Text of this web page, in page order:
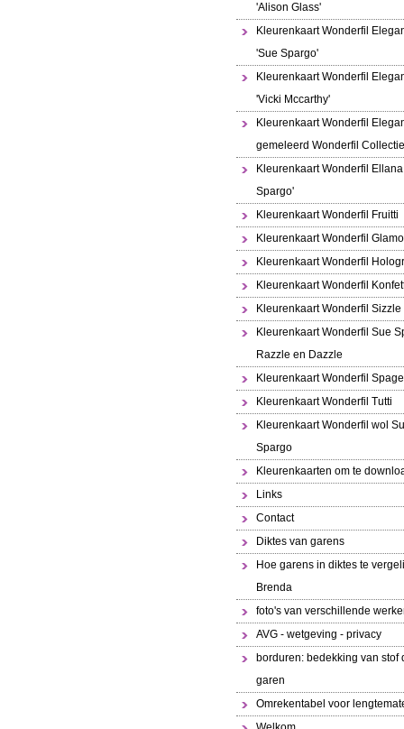
'Alison Glass'
Kleurenkaart Wonderfil
'Sue Spargo'
Kleurenkaart Wonderfil
'Vicki Mccarthy'
Kleurenkaart Wonderfil
gemeleerd Wonderfil Collectie
Kleurenkaart Wonderfil
Spargo'
Kleurenkaart Wonderfil Fruitti
Kleurenkaart Wonderfil
Kleurenkaart Wonderfil
Kleurenkaart Wonderfil
Kleurenkaart Wonderfil Sizzle
Kleurenkaart Wonderfil Sue
Razzle en Dazzle
Kleurenkaart Wonderfil
Kleurenkaart Wonderfil Tutti
Kleurenkaart Wonderfil wol
Spargo
Kleurenkaarten om te
Links
Contact
Diktes van garens
Hoe garens in diktes te
Brenda
foto's van verschillende
AVG - wetgeving - privacy
borduren: bedekking van stof
garen
Omrekentabel voor